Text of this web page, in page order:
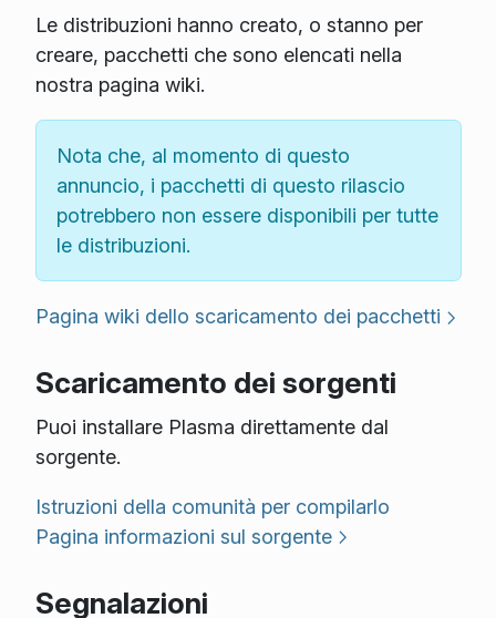
Le distribuzioni hanno creato, o stanno per
creare, pacchetti che sono elencati nella
nostra pagina wiki.
Nota che, al momento di questo
annuncio, i pacchetti di questo rilascio
potrebbero non essere disponibili per tutte
le distribuzioni.
Pagina wiki dello scaricamento dei pacchetti
Scaricamento dei sorgenti
Puoi installare Plasma direttamente dal
sorgente.
Istruzioni della comunità per compilarlo
Pagina informazioni sul sorgente
Segnalazioni